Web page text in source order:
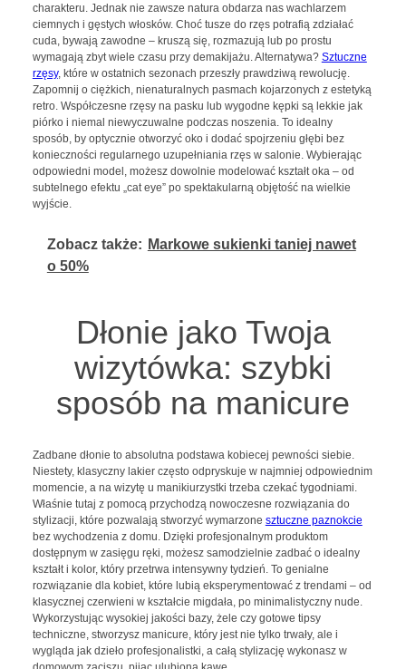
charakteru. Jednak nie zawsze natura obdarza nas wachlarzem
ciemnych i gęstych włosków. Choć tusze do rzęs potrafią zdziałać
cuda, bywają zawodne – kruszą się, rozmazują lub po prostu
wymagają zbyt wiele czasu przy demakijażu. Alternatywa? Sztuczne
rzęsy, które w ostatnich sezonach przeszły prawdziwą rewolucję.
Zapomnij o ciężkich, nienaturalnych pasmach kojarzonych z estetyką
retro. Współczesne rzęsy na pasku lub wygodne kępki są lekkie jak
piórko i niemal niewyczuwalne podczas noszenia. To idealny
sposób, by optycznie otworzyć oko i dodać spojrzeniu głębi bez
konieczności regularnego uzupełniania rzęs w salonie. Wybierając
odpowiedni model, możesz dowolnie modelować kształt oka – od
subtelnego efektu „cat eye” po spektakularną objętość na wielkie
wyjście.
Zobacz także: Markowe sukienki taniej nawet
o 50%
Dłonie jako Twoja
wizytówka: szybki
sposób na manicure
Zadbane dłonie to absolutna podstawa kobiecej pewności siebie.
Niestety, klasyczny lakier często odpryskuje w najmniej odpowiednim
momencie, a na wizytę u manikiurzystki trzeba czekać tygodniami.
Właśnie tutaj z pomocą przychodzą nowoczesne rozwiązania do
stylizacji, które pozwalają stworzyć wymarzone sztuczne paznokcie
bez wychodzenia z domu. Dzięki profesjonalnym produktom
dostępnym w zasięgu ręki, możesz samodzielnie zadbać o idealny
kształt i kolor, który przetrwa intensywny tydzień. To genialne
rozwiązanie dla kobiet, które lubią eksperymentować z trendami – od
klasycznej czerwieni w kształcie migdała, po minimalistyczny nude.
Wykorzystując wysokiej jakości bazy, żele czy gotowe tipsy
techniczne, stworzysz manicure, który jest nie tylko trwały, ale i
wygląda jak dzieło profesjonalistki, a całą stylizację wykonasz w